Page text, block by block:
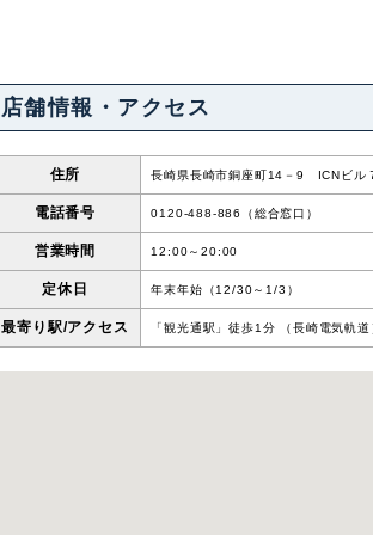
店舗情報・アクセス
住所 長崎県長崎市銅座町14－9 ICNビル
電話番号 0120-488-886（総合窓口）
営業時間 12:00～20:00
定休日 年末年始（12/30～1/3）
最寄り駅/アクセス 「観光通駅」徒歩1分 （長崎電気軌道